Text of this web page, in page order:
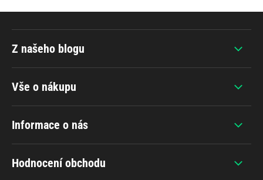
Vše o nákupu
Informace o nás
Hodnocení obchodu
Z našeho blogu